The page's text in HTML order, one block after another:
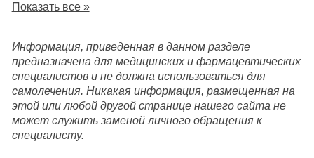
Показать все »
Информация, приведенная в данном разделе
предназначена для медицинских и фармацевтических
специалистов и не должна использоваться для
самолечения. Никакая информация, размещенная на
этой или любой другой странице нашего сайта не
может служить заменой личного обращения к
специалисту.